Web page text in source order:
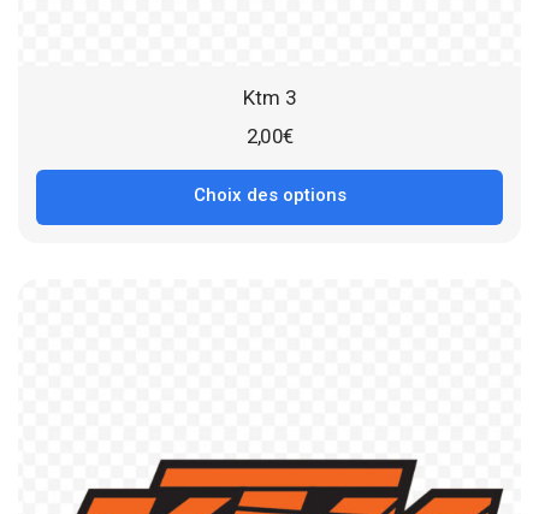
Ktm 3
2,00€
Choix des options